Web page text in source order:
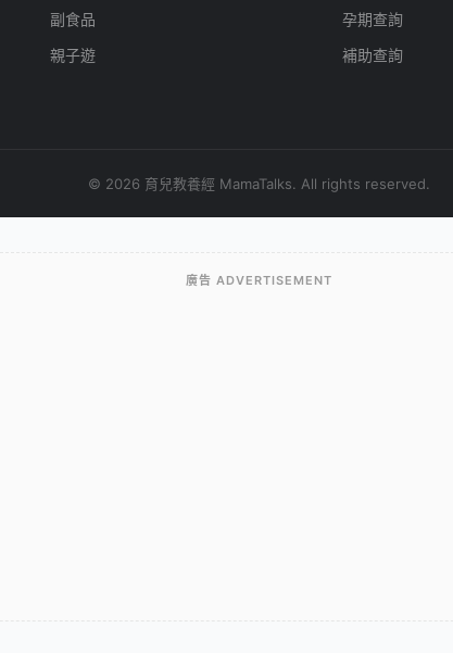
副食品
親子遊
孕期查詢
補助查詢
© 2026 育兒教養經 MamaTalks. All rights reserved.
廣告 ADVERTISEMENT